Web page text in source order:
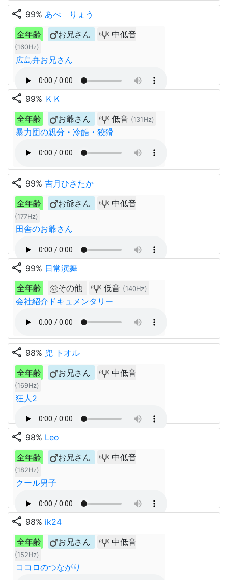
share 99% あべ りょう
全年齢
お兄さん 中低音
(160Hz)
広島弁お兄さん
share 99% ＫＫ
全年齢
お爺さん 低音 (131Hz)
暴力団の親分・冷酷・狡猾
share 99% 吉月ひさたか
全年齢
お爺さん 中低音
(177Hz)
田舎のお爺さん
share 99% 日常演舞
全年齢
その他 低音 (140Hz)
会社紹介ドキュメンタリー
share 98% 兜 トオル
全年齢
お兄さん 中低音
(169Hz)
狂人2
share 98% Leo
全年齢
お兄さん 中低音
(182Hz)
クール男子
share 98% ik24
全年齢
お兄さん 中低音
(152Hz)
ココロのつながり